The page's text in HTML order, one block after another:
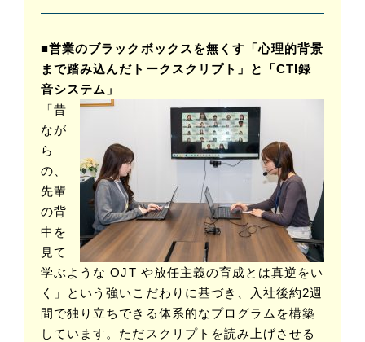
■営業のブラックボックスを無くす「心理的背景
まで踏み込んだトークスクリプト」と「CTI録
音システム」
「昔
なが
ら
の、
先輩
の背
中を
見て
学ぶような OJT や放任主義の育成とは真逆をい
く」という強いこだわりに基づき、入社後約2週
間で独り立ちできる体系的なプログラムを構築
しています。ただスクリプトを読み上げさせる